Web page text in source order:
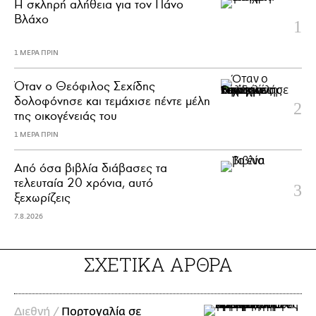
H σκληρή αλήθεια για τον Πάνο
Βλάχο
1 ΜΕΡΑ ΠΡΙΝ
Όταν ο Θεόφιλος Σεχίδης
δολοφόνησε και τεμάχισε πέντε μέλη
της οικογένειάς του
1 ΜΕΡΑ ΠΡΙΝ
Από όσα βιβλία διάβασες τα
τελευταία 20 χρόνια, αυτό
ξεχωρίζεις
7.8.2026
ΣΧΕΤΙΚΑ ΑΡΘΡΑ
Διεθνή / Πορτογαλία σε